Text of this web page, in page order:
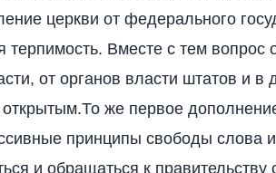
церкви от федерального
терпимость. Вместе с тем вопрос
от органов власти штатов и в
открытым.То же первое
принципы свободы слова
и обращаться к правительству